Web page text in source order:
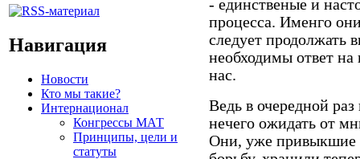
Навигация
Новости
Кто мы такие?
Интернационал
Конгрессы МАТ
Принципы, цели и
статуты
- единственые и
процесса. Именго
следует продолжать
необходимы ответ
нас.
Ведь в очередной
нечего ожидать от
Они, уже привыкшие